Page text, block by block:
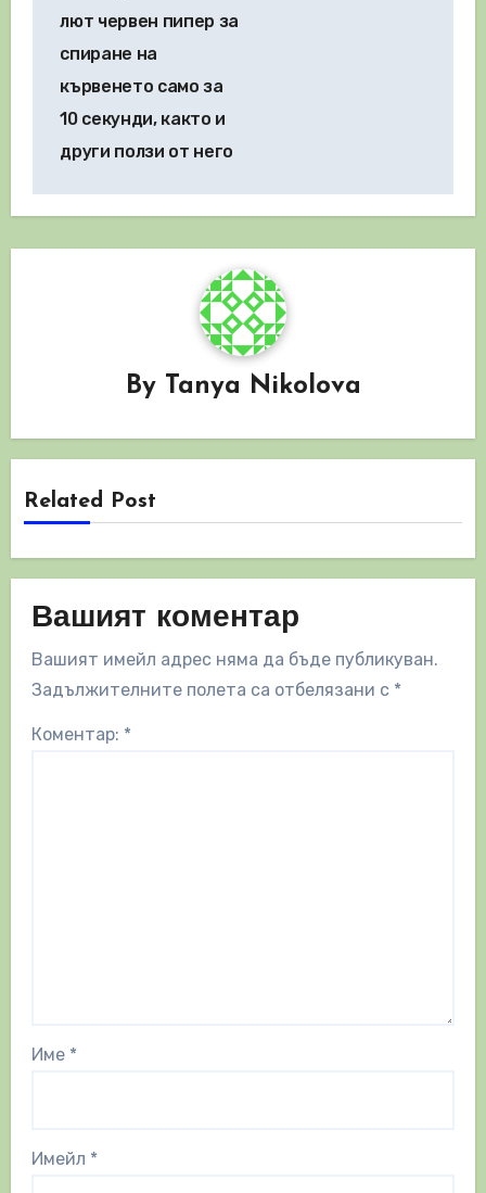
лют червен пипер за
спиране на
кървенето само за
10 секунди, както и
други ползи от него
By Tanya Nikolova
Related Post
Вашият коментар
Вашият имейл адрес няма да бъде публикуван.
Задължителните полета са отбелязани с *
Коментар: *
Име *
Имейл *